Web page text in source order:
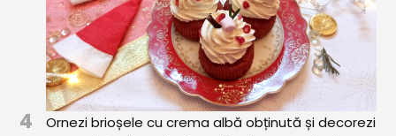
4
Ornezi brioșele cu crema albă obținută și decorezi